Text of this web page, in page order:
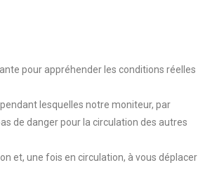
pour appréhender les conditions réelles
pendant lesquelles notre moniteur, par
de danger pour la circulation des autres
et, une fois en circulation, à vous déplacer